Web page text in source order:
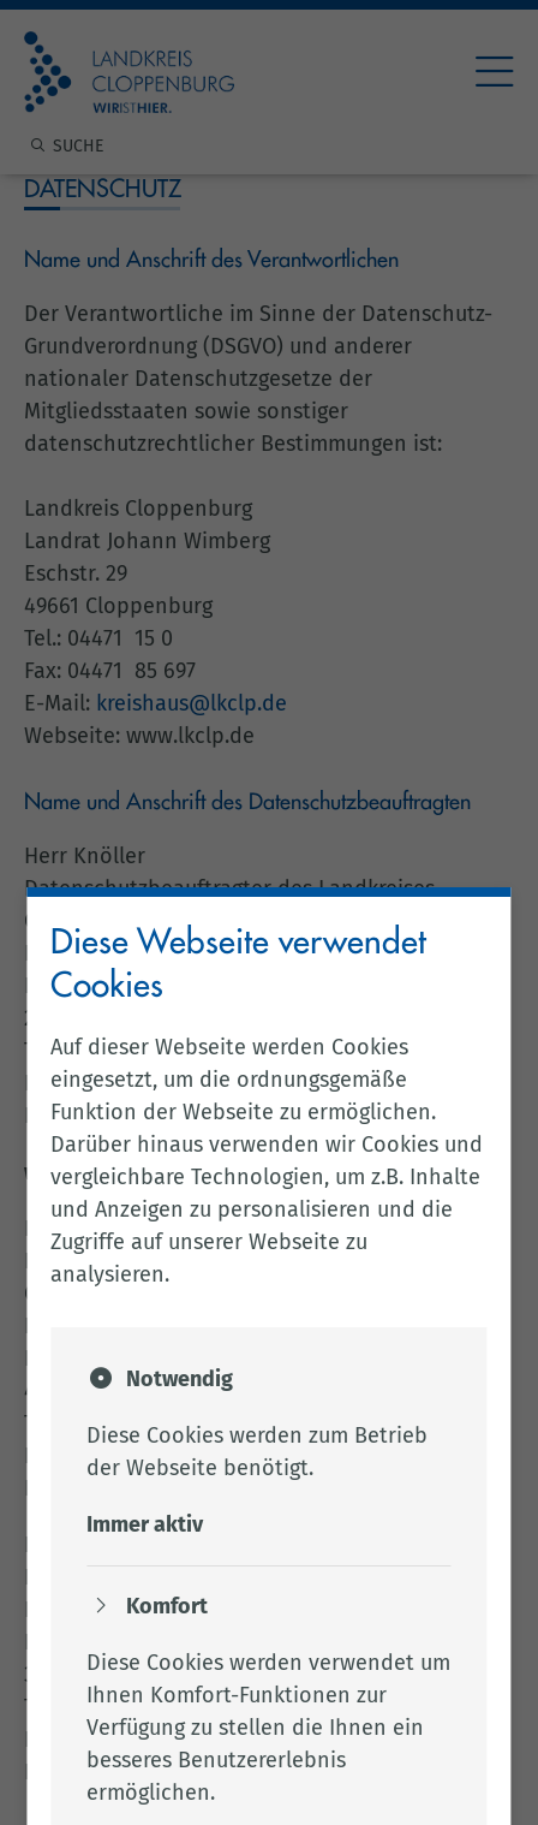
DATENSCHUTZ
Name und Anschrift des Verantwortlichen
Der Verantwortliche im Sinne der Datenschutz-
Grundverordnung (DSGVO) und anderer
nationaler Datenschutzgesetze der
Mitgliedsstaaten sowie sonstiger
datenschutzrechtlicher Bestimmungen ist:
Landkreis Cloppenburg
Landrat Johann Wimberg
Eschstr. 29
49661 Cloppenburg
Tel.: 04471 15 0
Fax: 04471 85 697
E-Mail: kreishaus@lkclp.de
Webseite: www.lkclp.de
Name und Anschrift des Datenschutzbeauftragten
Herr Knöller
Datenschutzbeauftragter des Landkreises
Cloppenburg
Kommunale Datenverarbeitung Oldenburg (KDO)
Elsässer Str. 66
26121 Oldenburg
Tel: 0441 971 415 9
Fax: 0441 971 417 158
E-Mail:Datenschutzbeauftragter@lkclp.de
weitere Ansprechpartner:
Frau Kröger
Datenschutzkoordinatorin des Landkreises
Cloppenburg
Landkreis Cloppenburg
Eschstr. 29
49661 Cloppenburg
Tel: 04471 15 881
Fax: 04471 85 697
E-Mail:
Landesbeauftragter für den Datenschutz
Niedersachsen
Denis Lehmkemper
Prinzenstr. 5
30159 Hannover
Tel: 0511 120 450 0
Fax: 0511 120 459 9
E-Mail:poststelle@lfd.niedersachsen.de
Diese Webseite verwendet
Cookies
Auf dieser Webseite werden Cookies
eingesetzt, um die ordnungsgemäße
Funktion der Webseite zu ermöglichen.
Darüber hinaus verwenden wir Cookies und
vergleichbare Technologien, um z.B. Inhalte
und Anzeigen zu personalisieren und die
Zugriffe auf unserer Webseite zu
analysieren.
Notwendig
Diese Cookies werden zum Betrieb
der Webseite benötigt.
Immer aktiv
Komfort
Diese Cookies werden verwendet um
Ihnen Komfort-Funktionen zur
Verfügung zu stellen die Ihnen ein
besseres Benutzererlebnis
ermöglichen.